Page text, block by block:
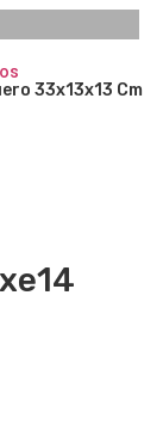
33x13x13 Cm